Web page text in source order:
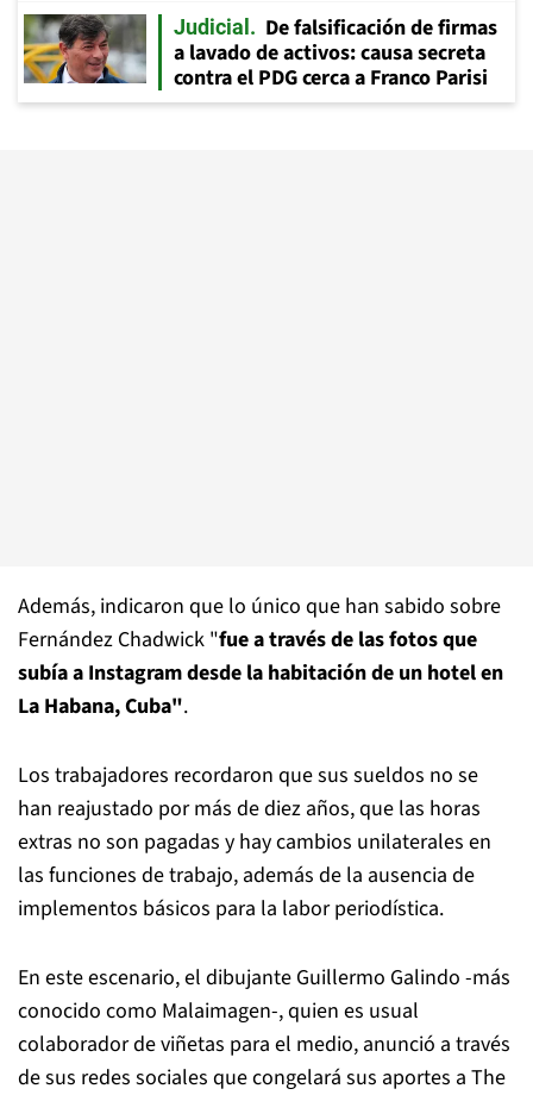
Judicial
De falsificación de firmas
a lavado de activos: causa secreta
contra el PDG cerca a Franco Parisi
Además, indicaron que lo único que han sabido sobre
Fernández Chadwick "fue a través de las fotos que
subía a Instagram desde la habitación de un hotel en
La Habana, Cuba".
Los trabajadores recordaron que sus sueldos no se
han reajustado por más de diez años, que las horas
extras no son pagadas y hay cambios unilaterales en
las funciones de trabajo, además de la ausencia de
implementos básicos para la labor periodística.
En este escenario, el dibujante Guillermo Galindo -más
conocido como Malaimagen-, quien es usual
colaborador de viñetas para el medio, anunció a través
de sus redes sociales que congelará sus aportes a The